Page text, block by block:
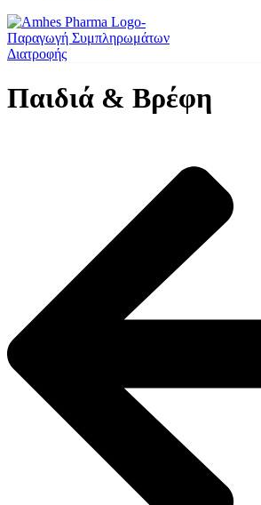
Παιδιά & Βρέφη